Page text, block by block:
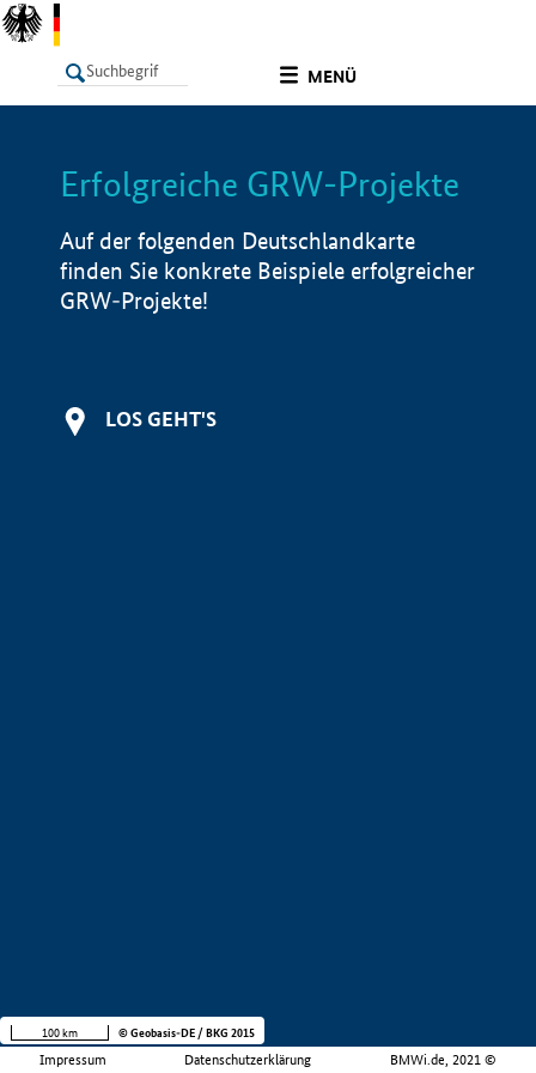
MENÜ
LISTE Info
Erfolgreiche GRW-Projekte
Auf der folgenden Deutschlandkarte
finden Sie konkrete Beispiele erfolgreicher
GRW-Projekte!
LOS GEHT'S
Impressum Datenschutzerklärung BMWi.de, 2021 ©
100 km © Geobasis-DE / BKG 2015